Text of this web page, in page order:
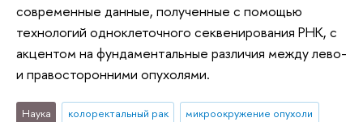
современные данные, полученные с помощью
технологий одноклеточного секвенирования РНК, с
акцентом на фундаментальные различия между лево-
и правосторонними опухолями.
Наука колоректальный рак
микроокружение опухоли